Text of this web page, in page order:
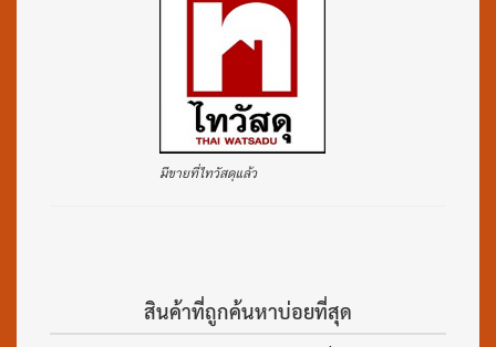
มีขายที่ไทวัสดุแล้ว
สินค้าที่ถูกค้นหาบ่อยที่สุด